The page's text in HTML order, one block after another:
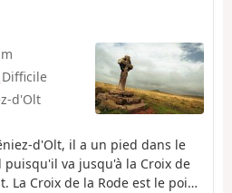
Difficile
d'Olt
d'Olt, il a un pied dans le
puisqu'il va jusqu'à la Croix de
La Croix de la Rode est le point